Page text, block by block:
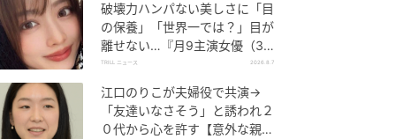
破壊力ハンパない美しさに「目
の保養」「世界一では？」目が
離せない…『月9主演女優（34
歳）』“極上”美ショットがすご
TRILL ニュース 2026.8.7
江口のりこが夫婦役で共演→
「友達いなさそう」と誘われ２
０代から心を許す【意外な親友